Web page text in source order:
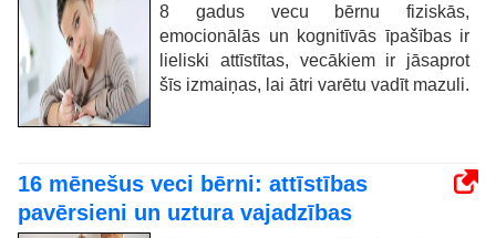
8 gadus vecu bērnu fiziskās,
emocionālās un kognitīvās īpašības ir
lieliski attīstītas, vecākiem ir jāsaprot
šīs izmaiņas, lai ātri varētu vadīt mazuli.
16 mēnešus veci bērni: attīstības
pavērsieni un uztura vajadzības